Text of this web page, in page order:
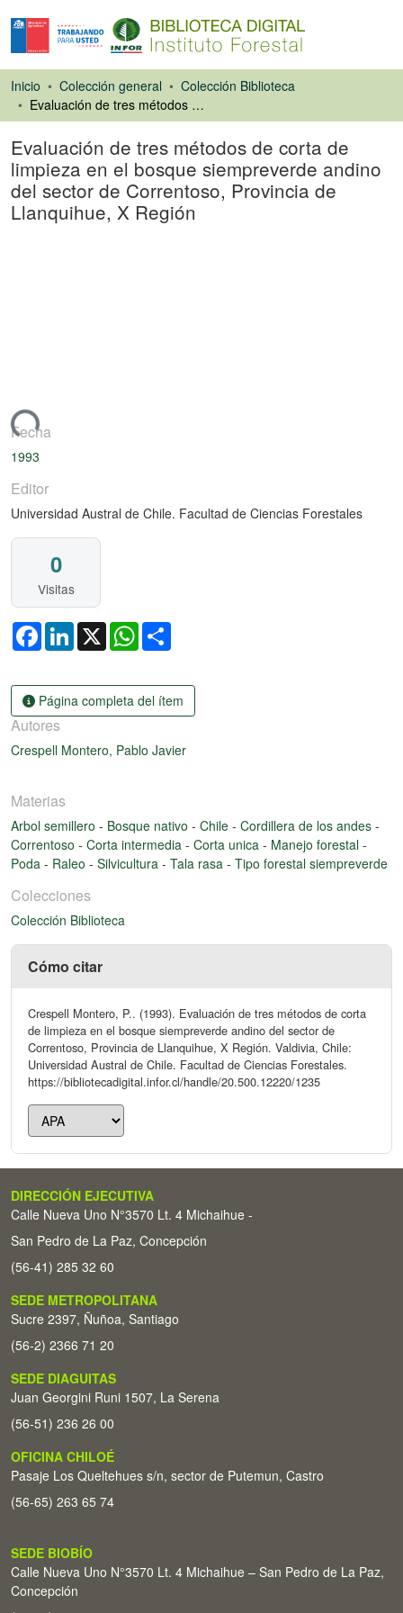
Inicio Colección general
Colección Biblioteca
Evaluación de tres métodos de corta de limpieza en el bosque siempreverde andino del sector de Correntoso, Provincia de Llanquihue, X Región
Evaluación de tres métodos de corta de
limpieza en el bosque siempreverde andino
del sector de Correntoso, Provincia de
Llanquihue, X Región
Fecha
1993
Editor
Universidad Austral de Chile. Facultad de Ciencias Forestales
0
Visitas
FacebookLinkedIn
X WhatsApp
Página completa del ítem
Autores
Crespell Montero, Pablo Javier
Materias
Arbol semillero - Bosque nativo - Chile - Cordillera de los andes -
Correntoso - Corta intermedia - Corta unica - Manejo forestal -
Poda - Raleo - Silvicultura - Tala rasa - Tipo forestal siempreverde
Colecciones
Colección Biblioteca
Cómo citar
Crespell Montero, P.. (1993). Evaluación de tres métodos de corta
de limpieza en el bosque siempreverde andino del sector de
Correntoso, Provincia de Llanquihue, X Región. Valdivia, Chile:
Universidad Austral de Chile. Facultad de Ciencias Forestales.
https://bibliotecadigital.infor.cl/handle/20.500.12220/1235
DIRECCIÓN EJECUTIVA
Calle Nueva Uno N°3570 Lt. 4 Michaihue -
San Pedro de La Paz, Concepción
(56-41) 285 32 60
SEDE METROPOLITANA
Sucre 2397, Ñuñoa, Santiago
(56-2) 2366 71 20
SEDE DIAGUITAS
Juan Georgini Runi 1507, La Serena
(56-51) 236 26 00
OFICINA CHILOÉ
Pasaje Los Queltehues s/n, sector de Putemun, Castro
(56-65) 263 65 74
SEDE BIOBÍO
Calle Nueva Uno N°3570 Lt. 4 Michaihue – San Pedro de La Paz,
Concepción